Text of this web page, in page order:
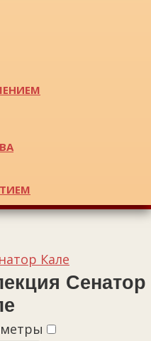
Кале
Сенатор